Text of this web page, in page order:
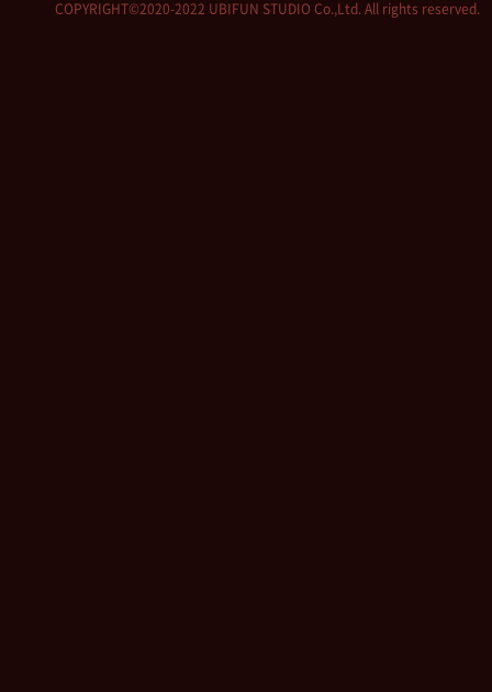
COPYRIGHT©2020-2022 UBIFUN STUDIO Co.,Ltd. All rights reserved.